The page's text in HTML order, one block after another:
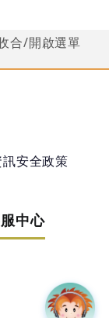
合/開啟選單
安全政策
中心